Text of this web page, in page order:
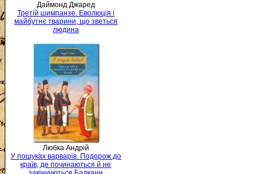
Даймонд Джаред
Третій шимпанзе. Еволюція і
майбутнє тварини, що зветься
людина
Любка Андрій
У пошуках варварів. Подорож до
країв, де починаються й не